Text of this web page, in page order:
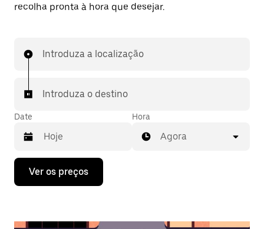
recolha pronta à hora que desejar.
Introduza a localização
Introduza o destino
Date
Prima
tecla
Hora
Agora
Ver os preços